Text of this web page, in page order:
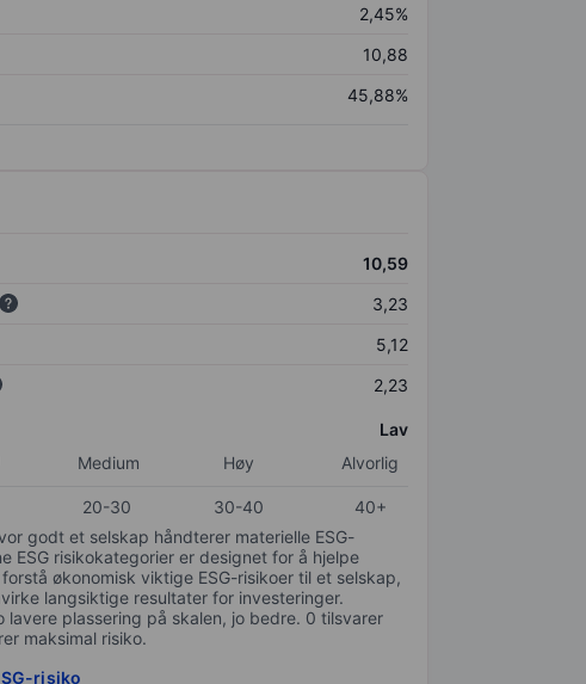
2,45%
10,88
45,88%
10,59
3,23
5,12
2,23
Lav
Medium Høy Alvorlig
20-30 30-40
40+
godt et selskap håndterer materielle ESG-
ESG risikokategorier er designet for å hjelpe
økonomisk viktige ESG-risikoer til et selskap,
langsiktige resultater for investeringer.
lavere plassering på skalen, jo bedre. 0 tilsvarer
maksimal risiko.
risiko